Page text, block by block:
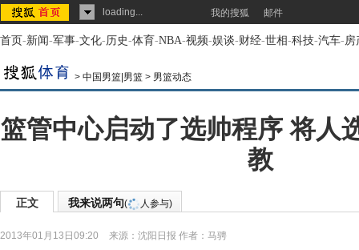
loading... 我的搜狐 邮件
首页-新闻-军事-文化-历史-体育-NBA-视频-娱谈-财经-世相-科技-汽车-房
> 中国男篮|男篮 > 男篮动态
篮管中心启动了选帅程序 将人
教
正文 我来说两句( 人参与)
2013年01月13日09:20 来源： 沈阳日报 作者：马骋